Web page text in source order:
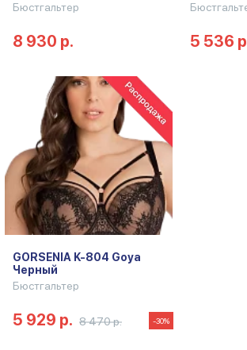
Бюстгальтер
8 930 р. 5 536
GORSENIA K-804 Goya
Черный
Бюстгальтер
5 929 р. 8 470 р. -30%